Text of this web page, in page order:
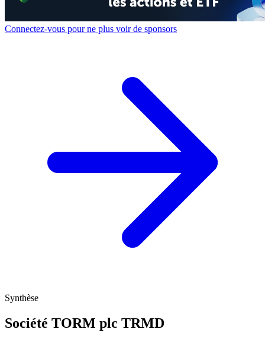
Connectez-vous pour ne plus voir de sponsors
Synthèse
Société TORM plc TRMD